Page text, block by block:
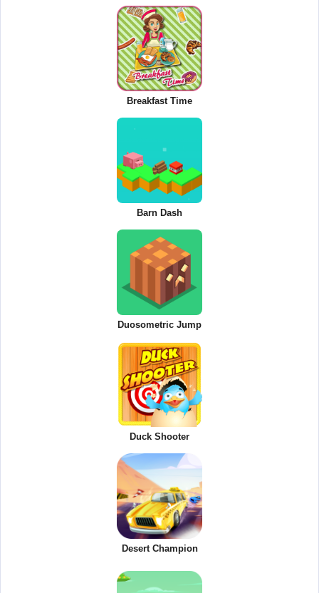
Breakfast Time
Barn Dash
Duosometric Jump
Duck Shooter
Desert Champion